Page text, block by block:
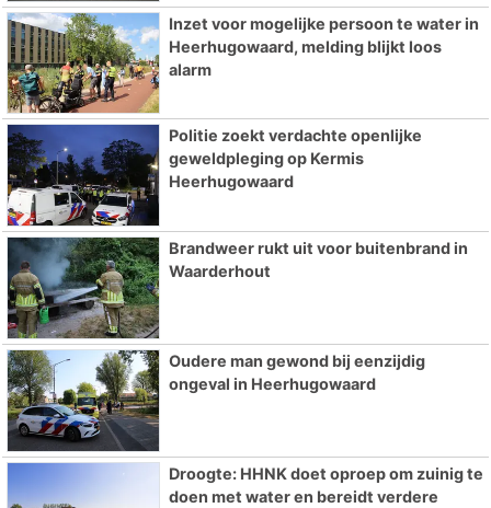
Inzet voor mogelijke persoon te water in
Heerhugowaard, melding blijkt loos
alarm
Politie zoekt verdachte openlijke
geweldpleging op Kermis
Heerhugowaard
Brandweer rukt uit voor buitenbrand in
Waarderhout
Oudere man gewond bij eenzijdig
ongeval in Heerhugowaard
Droogte: HHNK doet oproep om zuinig te
doen met water en bereidt verdere